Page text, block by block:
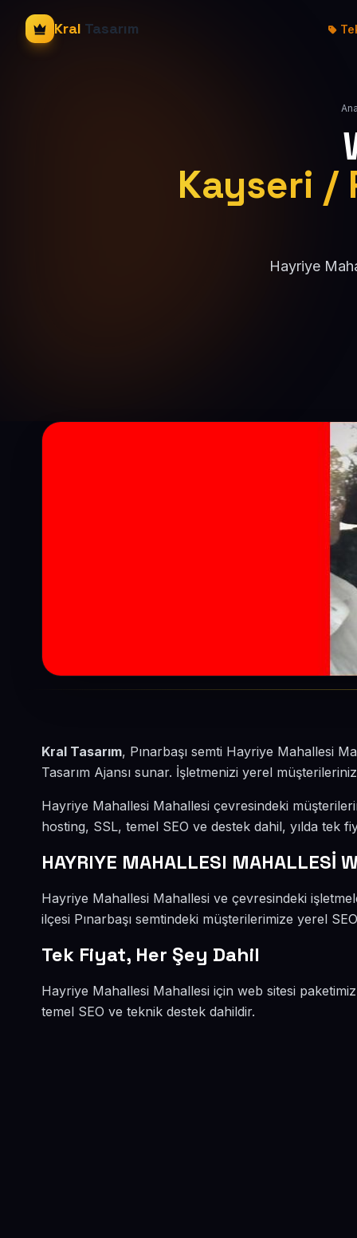
Kral Tasarım
Kayseri /
Hayriye
Kral Tasarım, Pınarbaşı semti Hayriye Mahallesi
Tasarım Ajansı sunar. İşletmenizi yerel
Hayriye Mahallesi Mahallesi çevresindeki
hosting, SSL, temel SEO ve destek dahil, yılda tek
HAYRIYE MAHALLESI MAHALLESİ
Hayriye Mahallesi Mahallesi ve çevresindeki
ilçesi Pınarbaşı semtindeki müşterilerimize yerel
Tek Fiyat, Her Şey Dahil
Hayriye Mahallesi Mahallesi için web sitesi
temel SEO ve teknik destek dahildir.